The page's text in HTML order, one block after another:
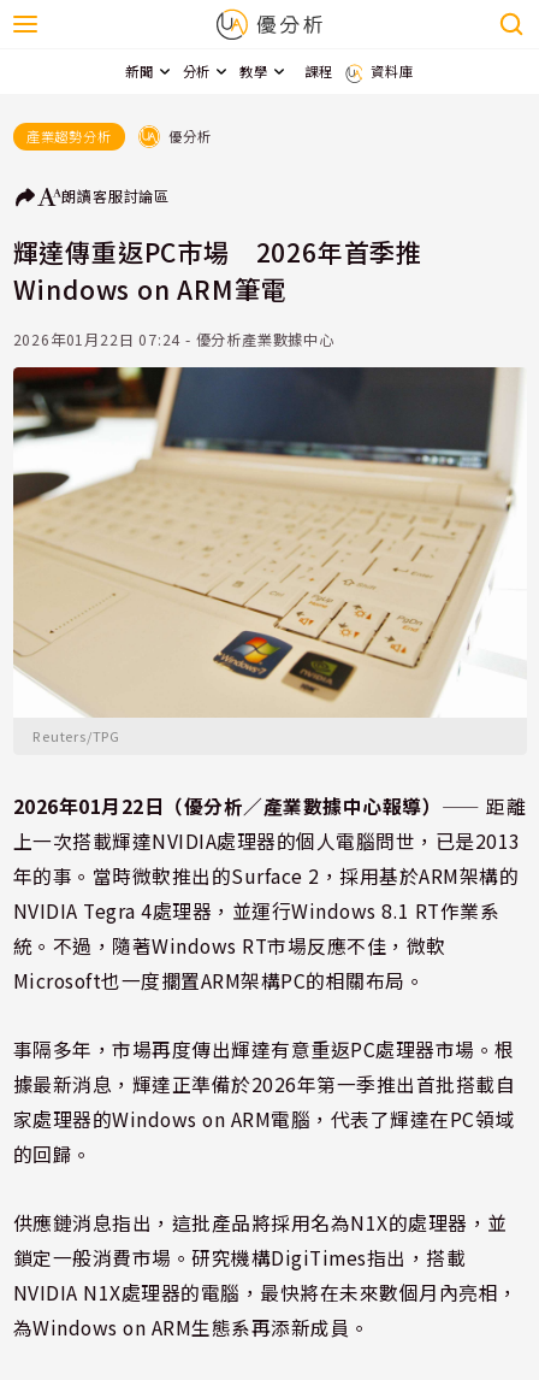
新聞 分析 教學 課程 資料庫
產業趨勢分析 優分析
朗讀客服討論區
輝達傳重返PC市場 2026年首季推
Windows on ARM筆電
2026年01月22日 07:24 - 優分析產業數據中心
Reuters/TPG
2026年01月22日（優分析／產業數據中心報導） ⸺ 距離
上一次搭載輝達NVIDIA處理器的個人電腦問世，已是2013
年的事。當時微軟推出的Surface 2，採用基於ARM架構的
NVIDIA Tegra 4處理器，並運行Windows 8.1 RT作業系
統。不過，隨著Windows RT市場反應不佳， 微軟
Microsoft也一度擱置ARM架構PC的相關布局。
事隔多年，市場再度傳出輝達有意重返PC處理器市場。根
據最新消息，輝達正準備於2026年第一季推出首批搭載自
家處理器的Windows on ARM電腦，代表了輝達在PC領域
的回歸。
供應鏈消息指出，這批產品將採用名為N1X的處理器，並
鎖定一般消費市場。研究機構DigiTimes指出，搭載
NVIDIA N1X處理器的電腦，最快將在未來數個月內亮相，
為Windows on ARM生態系再添新成員。